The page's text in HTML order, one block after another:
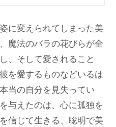
に変えられてしまった美
魔法のバラの花びらが全
、そして愛されること
を愛するものなどいるは
当の自分を見失ってい
与えたのは、心に孤独を
信じて生きる、聡明で美